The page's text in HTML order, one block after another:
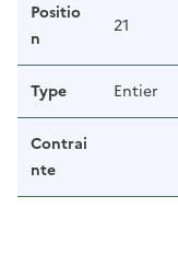
Positio
n
21
Type Entier
Contrai
nte